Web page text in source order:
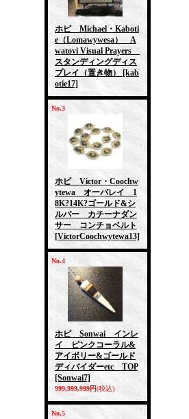
ホピ Michael・Kaboti
e（Lomawywesa） A
watovi Visual Prayers
スタンディングディス
プレイ（置き物）
[kab
otie17]
No.3
ホピ Victor・Coochw
ytewa オーバレイ 1
8K?14K?ゴールド&シ
ルバー カチーナダン
サー コンチョベルト
[VictorCoochwytewa13]
No.4
ホピ Sonwai インレ
イ ピンクコーラル&
アイボリー&ゴールド
ディバイダーetc TOP
[Sonwai7]
999,999,999円(税込)
No.5